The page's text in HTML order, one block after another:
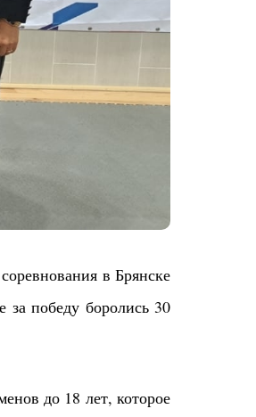
в Брянске
победу боролись 30
до 18 лет, которое